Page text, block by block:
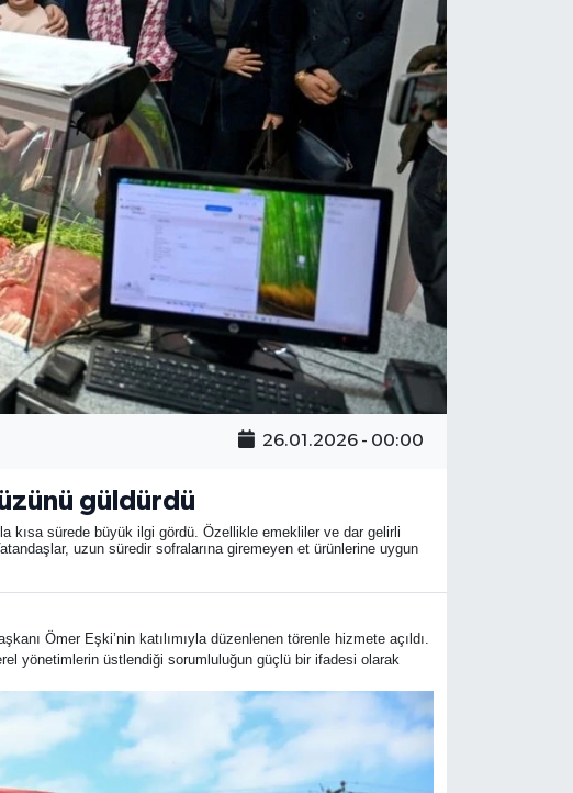
26.01.2026 - 00:00
güldürdü
kısa sürede büyük ilgi gördü. Özellikle emekliler ve dar gelirli
uzun süredir sofralarına giremeyen et ürünlerine uygun
Ömer Eşki’nin katılımıyla düzenlenen törenle hizmete açıldı.
yönetimlerin üstlendiği sorumluluğun güçlü bir ifadesi olarak